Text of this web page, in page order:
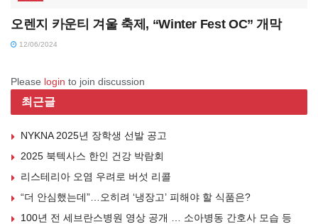
오렌지 카운티 겨울 축제, “Winter Fest OC” 개막
12/06/2024
Please login to join discussion
최근글
NYKNA 2025년 장학생 선발 공고
2025 북텍사스 한인 건강 박람회
리스테리아 오염 우려로 버섯 리콜
“더 안심했는데”…오히려 ‘냉장고’ 피해야 할 식품은?
100년 전 세브란스병원 영상 공개 … 소아병동 간호사 모습 등